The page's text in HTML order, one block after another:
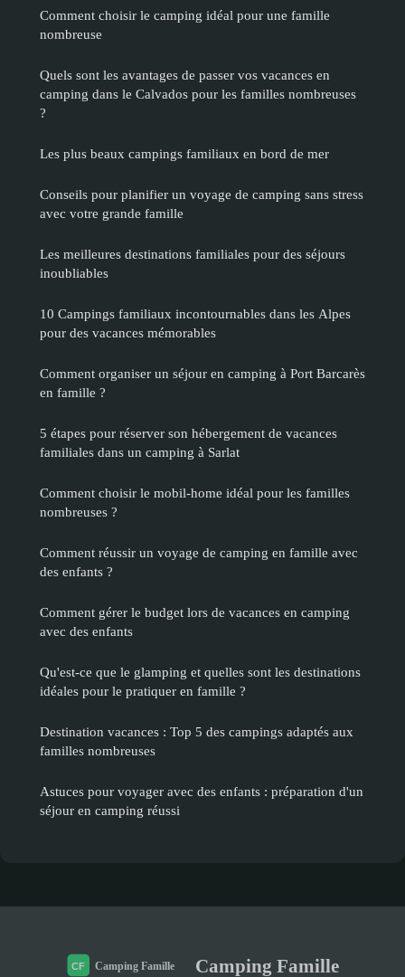
Comment choisir le camping idéal pour une famille
nombreuse
Quels sont les avantages de passer vos vacances en
camping dans le Calvados pour les familles nombreuses
?
Les plus beaux campings familiaux en bord de mer
Conseils pour planifier un voyage de camping sans stress
avec votre grande famille
Les meilleures destinations familiales pour des séjours
inoubliables
10 Campings familiaux incontournables dans les Alpes
pour des vacances mémorables
Comment organiser un séjour en camping à Port Barcarès
en famille ?
5 étapes pour réserver son hébergement de vacances
familiales dans un camping à Sarlat
Comment choisir le mobil-home idéal pour les familles
nombreuses ?
Comment réussir un voyage de camping en famille avec
des enfants ?
Comment gérer le budget lors de vacances en camping
avec des enfants
Qu'est-ce que le glamping et quelles sont les destinations
idéales pour le pratiquer en famille ?
Destination vacances : Top 5 des campings adaptés aux
familles nombreuses
Astuces pour voyager avec des enfants : préparation d'un
séjour en camping réussi
Camping Famille